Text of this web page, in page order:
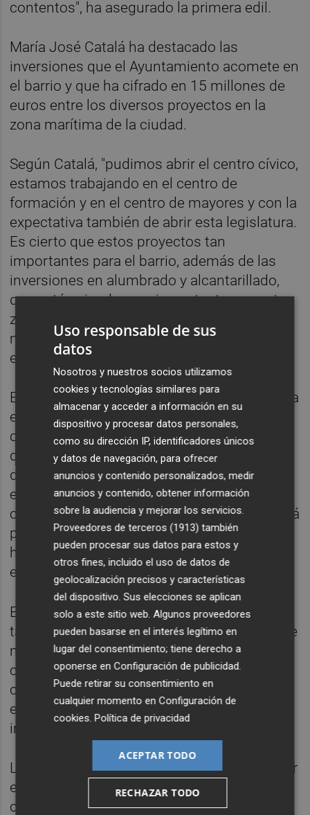
contentos", ha asegurado la primera edil.
María José Catalá ha destacado las
inversiones que el Ayuntamiento acomete en
el barrio y que ha cifrado en 15 millones de
euros entre los diversos proyectos en la
zona marítima de la ciudad.
Según Catalá, "pudimos abrir el centro cívico,
estamos trabajando en el centro de
formación y en el centro de mayores y con la
expectativa también de abrir esta legislatura.
Es cierto que estos proyectos tan
importantes para el barrio, además de las
inversiones en alumbrado y alcantarillado,
que están siendo muy importantes en esta
zona, la remodelación y las mejoras en el
mercado, son en total 15 millones de euros
en este barrio de la ciudad".
En estos momentos, el Ayuntamiento trabaja
en la instalación del equipamiento de la
cocina del centro infantil, que incluye zona
de lavandería y almacén, con la colocación
de grifos, cocina eléctrica, horno, campana
extractora, mesas, lavaplatos, frigoríficos o
carros, entre otros utensilios de menaje. Está
previsto que esta parte de los trabajos, que
ha tenido un coste de 49.075 euros, finalice
esta semana.
En las próximas semanas está prevista
también la llegada del mobiliario, que incluye
mesas y sillas, tronas, armarios, espejos,
cajoneras, percheros, sillones de lactancia,
colchones para cuna o sábanas, entre otros
elementos, y en los que el Ayuntamiento ha
invertido 72.566 euros.
La escoleta infantil del Cabanyal-Canyamelar
es un edificio de nueva construcción que
ocupa 670,80 metros cuadrados de
Uso responsable de sus
datos
Nosotros y nuestros socios utilizamos
cookies y tecnologías similares para
almacenar y acceder a información en su
dispositivo y procesar datos personales,
como su dirección IP, identificadores únicos
y datos de navegación, para ofrecer
anuncios y contenido personalizados, medir
anuncios y contenido, obtener información
sobre la audiencia y mejorar los servicios.
Proveedores de terceros (1913) también
pueden procesar sus datos para estos y
otros fines, incluido el uso de datos de
geolocalización precisos y características
del dispositivo. Sus elecciones se aplican
solo a este sitio web. Algunos proveedores
pueden basarse en el interés legítimo en
lugar del consentimiento; tiene derecho a
oponerse enConfiguración de publicidad.
Puede retirar su consentimiento en
cualquier momento enConfiguración de
cookies.Política de privacidad
ACEPTAR TODO
RECHAZAR TODO